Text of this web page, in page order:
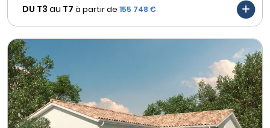
DU T3 au T7 à partir de 155 748 €